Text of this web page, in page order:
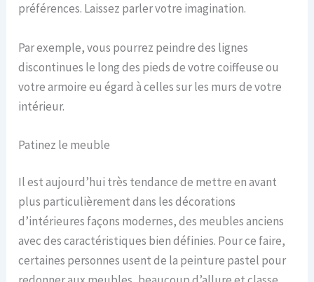
préférences. Laissez parler votre imagination.
Par exemple, vous pourrez peindre des lignes
discontinues le long des pieds de votre coiffeuse ou
votre armoire eu égard à celles sur les murs de votre
intérieur.
Patinez le meuble
Il est aujourd’hui très tendance de mettre en avant
plus particulièrement dans les décorations
d’intérieures façons modernes, des meubles anciens
avec des caractéristiques bien définies. Pour ce faire,
certaines personnes usent de la peinture pastel pour